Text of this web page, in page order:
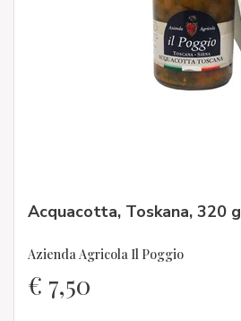
Acquacotta, Toskana, 320 g
Azienda Agricola Il Poggio
€ 7,50